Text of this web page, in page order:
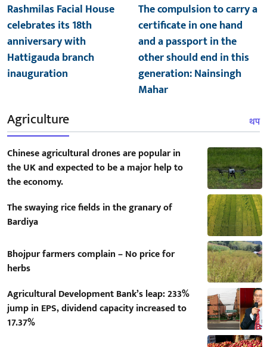
Rashmilas Facial House
celebrates its 18th
anniversary with
Hattigauda branch
inauguration
The compulsion to carry a
certificate in one hand
and a passport in the
other should end in this
generation: Nainsingh
Mahar
Agriculture
थप
Chinese agricultural drones are popular in
the UK and expected to be a major help to
the economy.
The swaying rice fields in the granary of
Bardiya
Bhojpur farmers complain – No price for
herbs
Agricultural Development Bank’s leap: 233%
jump in EPS, dividend capacity increased to
17.37%